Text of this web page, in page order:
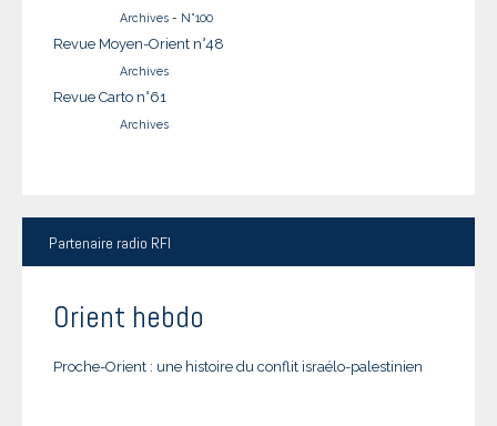
Archives - N°100
Revue Moyen-Orient n°48
Archives
Revue Carto n°61
Archives
Partenaire radio RFI
Orient hebdo
Proche-Orient : une histoire du conflit israélo-palestinien